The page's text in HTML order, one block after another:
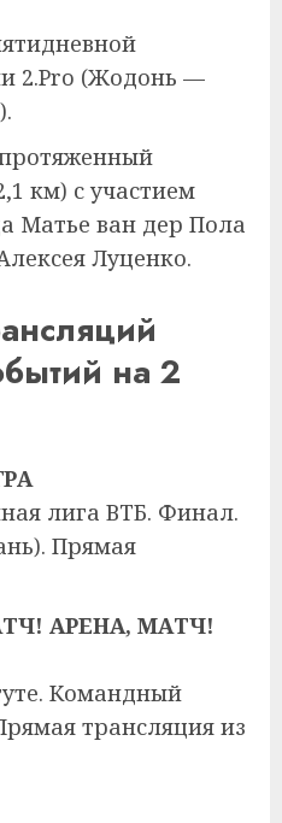
2.Pro (Жодонь —
км) с участием
Матье ван дер Пола
Луценко.
на 2
лига ВТБ. Финал.
Прямая
АРЕНА, МАТЧ!
Командный
трансляция из